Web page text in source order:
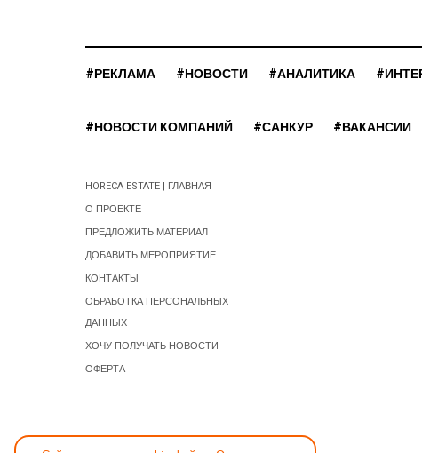
#РЕКЛАМА #НОВОСТИ #АНАЛИТИКА
#НОВОСТИ КОМПАНИЙ #САНКУР #ВАКАНСИИ
HORECA ESTATE | ГЛАВНАЯ
О ПРОЕКТЕ
ПРЕДЛОЖИТЬ МАТЕРИАЛ
ДОБАВИТЬ МЕРОПРИЯТИЕ
КОНТАКТЫ
ОБРАБОТКА ПЕРСОНАЛЬНЫХ
ДАННЫХ
ХОЧУ ПОЛУЧАТЬ НОВОСТИ
ОФЕРТА